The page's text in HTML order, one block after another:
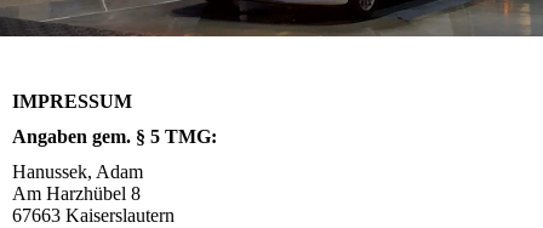
IMPRESSUM
Angaben gem. § 5 TMG:
Hanussek, Adam
Am Harzhübel 8
67663 Kaiserslautern